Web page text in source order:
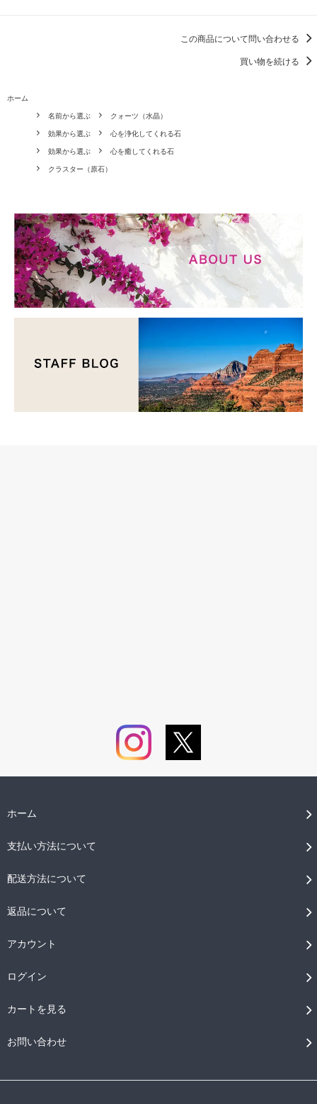
この商品について問い合わせる
買い物を続ける
ホーム
名前から選ぶ クォーツ（水晶）
効果から選ぶ 心を浄化してくれる石
効果から選ぶ 心を癒してくれる石
クラスター（原石）
ホーム
支払い方法について
配送方法について
返品について
アカウント
ログイン
カートを見る
お問い合わせ